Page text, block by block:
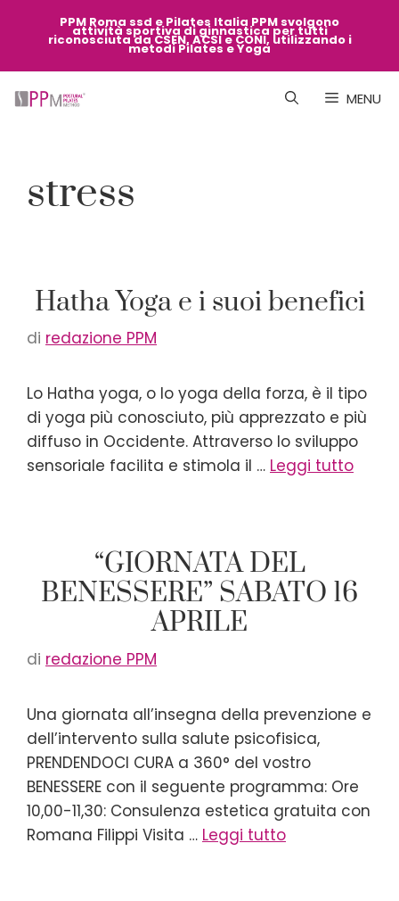
PPM Roma ssd e Pilates Italia PPM svolgono
attività sportiva di ginnastica per tutti
riconosciuta da CSEN, ACSI e CONI, utilizzando i
metodi Pilates e Yoga
MENU
stress
Hatha Yoga e i suoi benefici
di redazione PPM
Lo Hatha yoga, o lo yoga della forza, è il tipo
di yoga più conosciuto, più apprezzato e più
diffuso in Occidente. Attraverso lo sviluppo
sensoriale facilita e stimola il … Leggi tutto
“GIORNATA DEL
BENESSERE” SABATO 16
APRILE
di redazione PPM
Una giornata all’insegna della prevenzione e
dell’intervento sulla salute psicofisica,
PRENDENDOCI CURA a 360° del vostro
BENESSERE con il seguente programma: Ore
10,00-11,30: Consulenza estetica gratuita con
Romana Filippi Visita … Leggi tutto